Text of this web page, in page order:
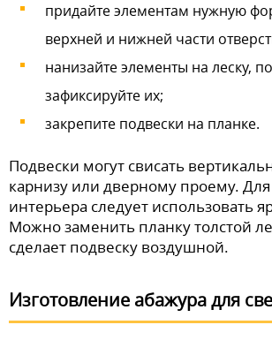
придайте элементам нужную
верхней и нижней части
нанизайте элементы на леску,
зафиксируйте их;
закрепите подвески на планке.
Подвески могут свисать
карнизу или дверному проему.
интерьера следует использовать
Можно заменить планку толстой
сделает подвеску воздушной.
Изготовление абажура для